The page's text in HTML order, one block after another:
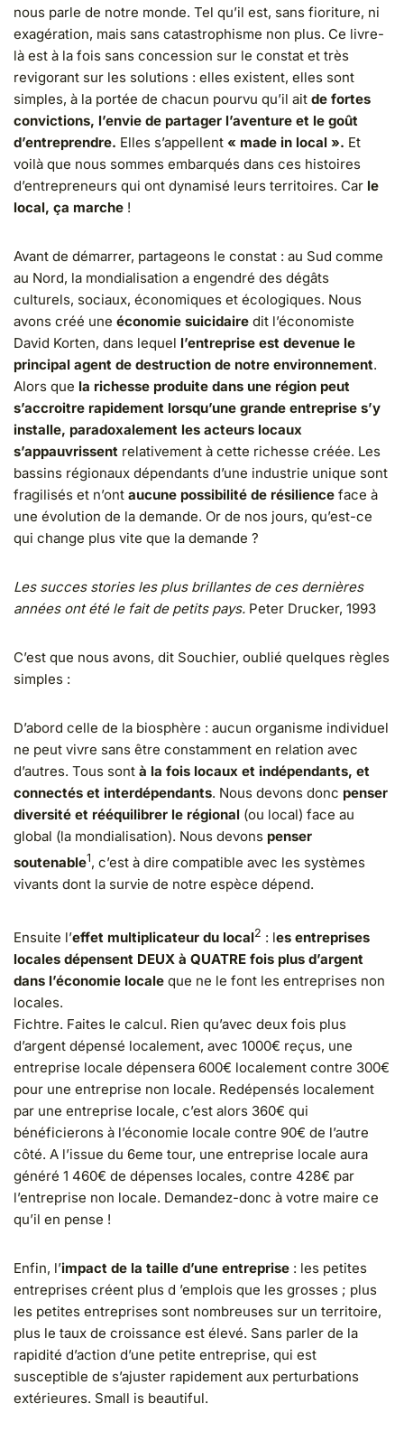
nous parle de notre monde. Tel qu’il est, sans fioriture, ni
exagération, mais sans catastrophisme non plus. Ce livre-
là est à la fois sans concession sur le constat et très
revigorant sur les solutions : elles existent, elles sont
simples, à la portée de chacun pourvu qu’il ait de fortes
convictions, l’envie de partager l’aventure et le goût
d’entreprendre. Elles s’appellent « made in local ». Et
voilà que nous sommes embarqués dans ces histoires
d’entrepreneurs qui ont dynamisé leurs territoires. Car le
local, ça marche !
Avant de démarrer, partageons le constat : au Sud comme
au Nord, la mondialisation a engendré des dégâts
culturels, sociaux, économiques et écologiques. Nous
avons créé une économie suicidaire dit l’économiste
David Korten, dans lequel l’entreprise est devenue le
principal agent de destruction de notre environnement.
Alors que la richesse produite dans une région peut
s’accroitre rapidement lorsqu’une grande entreprise s’y
installe, paradoxalement les acteurs locaux
s’appauvrissent relativement à cette richesse créée. Les
bassins régionaux dépendants d’une industrie unique sont
fragilisés et n’ont aucune possibilité de résilience face à
une évolution de la demande. Or de nos jours, qu’est-ce
qui change plus vite que la demande ?
Les succes stories les plus brillantes de ces dernières
années ont été le fait de petits pays. Peter Drucker, 1993
C’est que nous avons, dit Souchier, oublié quelques règles
simples :
D’abord celle de la biosphère : aucun organisme individuel
ne peut vivre sans être constamment en relation avec
d’autres. Tous sont à la fois locaux et indépendants, et
connectés et interdépendants. Nous devons donc penser
diversité et rééquilibrer le régional (ou local) face au
global (la mondialisation). Nous devons penser
soutenable1, c’est à dire compatible avec les systèmes
vivants dont la survie de notre espèce dépend.
Ensuite l’effet multiplicateur du local2 : les entreprises
locales dépensent DEUX à QUATRE fois plus d’argent
dans l’économie locale que ne le font les entreprises non
locales.
Fichtre. Faites le calcul. Rien qu’avec deux fois plus
d’argent dépensé localement, avec 1000€ reçus, une
entreprise locale dépensera 600€ localement contre 300€
pour une entreprise non locale. Redépensés localement
par une entreprise locale, c’est alors 360€ qui
bénéficierons à l’économie locale contre 90€ de l’autre
côté. A l’issue du 6eme tour, une entreprise locale aura
généré 1 460€ de dépenses locales, contre 428€ par
l’entreprise non locale. Demandez-donc à votre maire ce
qu’il en pense !
Enfin, l’impact de la taille d’une entreprise : les petites
entreprises créent plus d ’emplois que les grosses ; plus
les petites entreprises sont nombreuses sur un territoire,
plus le taux de croissance est élevé. Sans parler de la
rapidité d’action d’une petite entreprise, qui est
susceptible de s’ajuster rapidement aux perturbations
extérieures. Small is beautiful.